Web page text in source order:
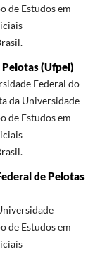
de Estudos em
(Ufpel)
Federal do
da Universidade
de Estudos em
de Pelotas
de Estudos em